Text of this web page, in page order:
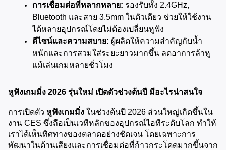
การเชื่อมต่อที่หลากหลาย: รองรับทั้ง 2.4GHz,
Bluetooth และสาย 3.5mm ในตัวเดียว ช่วยให้ใช้งาน
ได้หลายอุปกรณ์โดยไม่ต้องเปลี่ยนหูฟัง
ดีไซน์และความสบาย: ผู้ผลิตให้ความสำคัญกับน้ำ
หนักและการสวมใส่ระยะยาวมากขึ้น ลดอาการล้าหู
แม้เล่นเกมหลายชั่วโมง
หูฟังเกมมิ่ง 2026 รุ่นใหม่ เปิดตัวช่วงต้นปี มีอะไรน่าสนใจ
การเปิดตัว หูฟังเกมมิ่ง ในช่วงต้นปี 2026 ส่วนใหญ่เกิดขึ้นใน
งาน CES ซึ่งถือเป็นเวทีหลักของอุปกรณ์ไอทีระดับโลก ทำให้
เราได้เห็นทิศทางของตลาดอย่างชัดเจน โดยเฉพาะการ
พัฒนาในด้านเสียงและการเชื่อมต่อที่ก้าวกระโดดมากขึ้นจาก